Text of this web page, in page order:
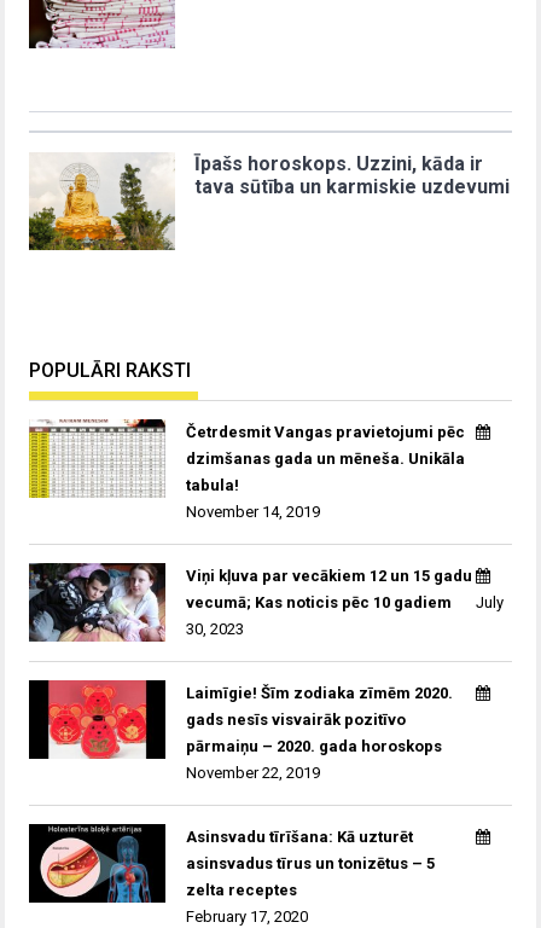
Īpašs horoskops. Uzzini, kāda ir
tava sūtība un karmiskie uzdevumi
POPULĀRI RAKSTI
Četrdesmit Vangas pravietojumi pēc
dzimšanas gada un mēneša. Unikāla
tabula!
November 14, 2019
Viņi kļuva par vecākiem 12 un 15 gadu
vecumā; Kas noticis pēc 10 gadiem
July
30, 2023
Laimīgie! Šīm zodiaka zīmēm 2020.
gads nesīs visvairāk pozitīvo
pārmaiņu – 2020. gada horoskops
November 22, 2019
Asinsvadu tīrīšana: Kā uzturēt
asinsvadus tīrus un tonizētus – 5
zelta receptes
February 17, 2020